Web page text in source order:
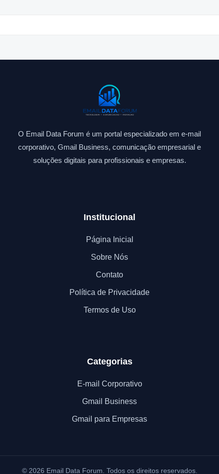
O Email Data Forum é um portal especializado em e-mail
corporativo, Gmail Business, comunicação empresarial e
soluções digitais para profissionais e empresas.
Institucional
Página Inicial
Sobre Nós
Contato
Política de Privacidade
Termos de Uso
Categorias
E-mail Corporativo
Gmail Business
Gmail para Empresas
© 2026 Email Data Forum. Todos os direitos reservados.